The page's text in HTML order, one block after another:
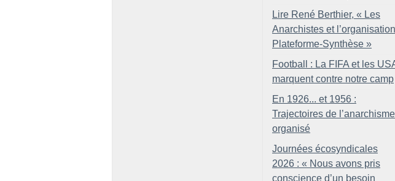
Lire René Berthier, « Les
Anarchistes et
Plateforme-Synthèse »
Football : La FIFA et les
marquent contre notre camp
En 1926... et 1956 :
Trajectoires de l’anarchisme
organisé
Journées écosyndicales
2026 : « Nous avons pris
conscience d’un besoin